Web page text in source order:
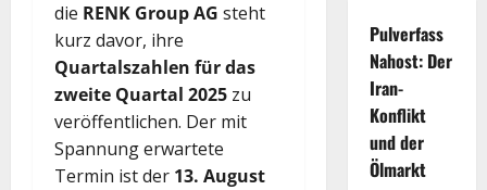
die RENK Group AG steht
kurz davor, ihre
Quartalszahlen für das
zweite Quartal 2025 zu
veröffentlichen. Der mit
Spannung erwartete
Termin ist der 13. August
Pulverfass
Nahost: Der
Iran-
Konflikt
und der
Ölmarkt